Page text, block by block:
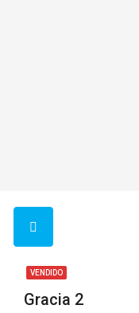
VENDIDO
Gracia 2